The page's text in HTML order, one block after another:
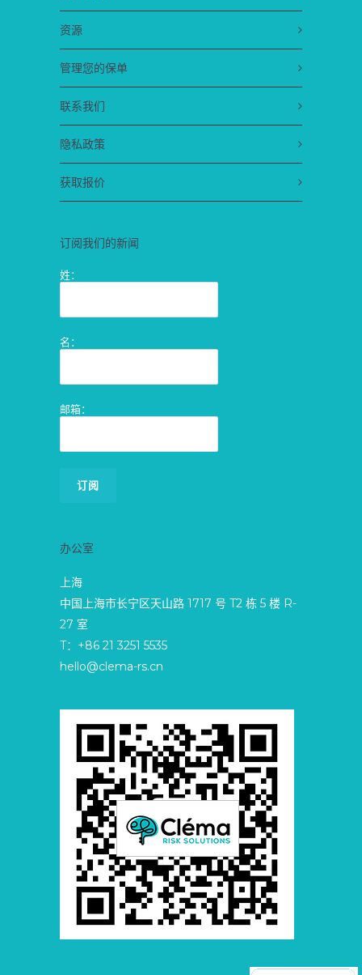
资源
管理您的保单
联系我们
隐私政策
获取报价
订阅我们的新闻
姓：
名：
邮箱：
办公室
上海
中国上海市长宁区天山路 1717 号 T2 栋 5 楼 R-
27 室
T：+86 21 3251 5535
hello@clema-rs.cn